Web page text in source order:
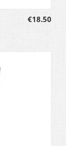
€18.50